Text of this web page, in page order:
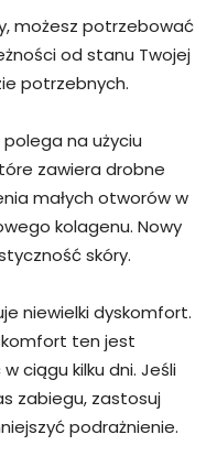
możesz potrzebować
od stanu Twojej
potrzebnych.
na użyciu
zawiera drobne
małych otworów w
kolagenu. Nowy
skóry.
niewielki dyskomfort.
ten jest
ciągu kilku dni. Jeśli
zabiegu, zastosuj
podrażnienie.